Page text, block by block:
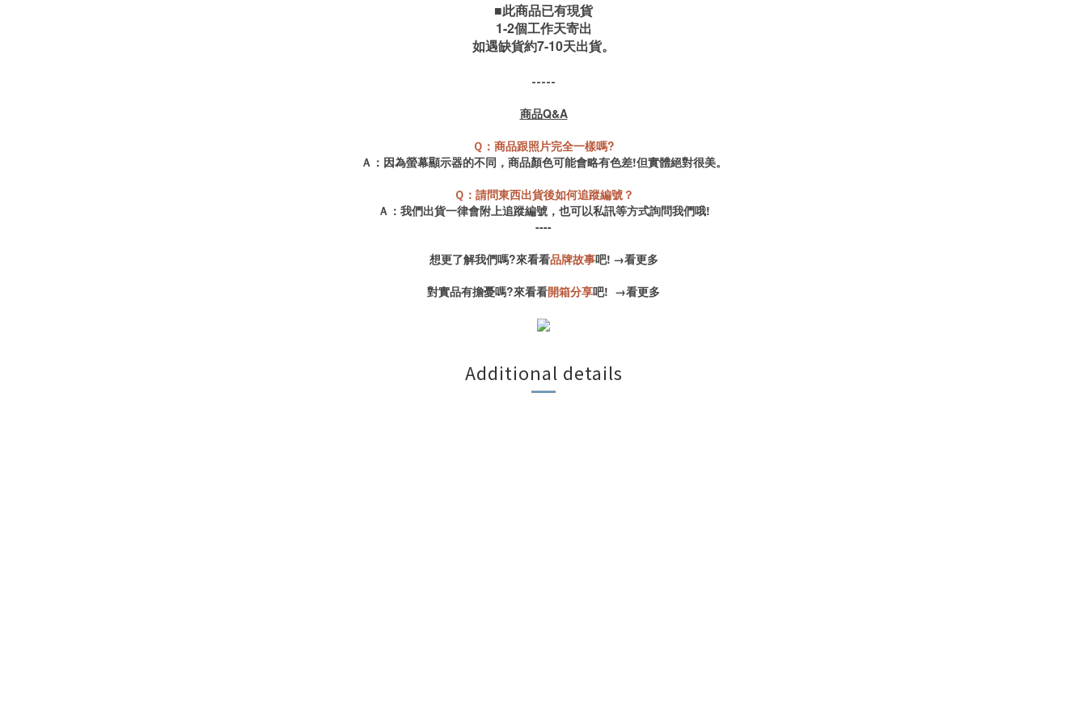
■此商品已有現貨
1-2個工作天寄出
如遇缺貨約7-10天出貨。
-----
商品Q&A
Ｑ：商品跟照片完全一樣嗎?
Ａ：因為螢幕顯示器的不同，商品顏色可能會略有色差!但實體絕對很美。
Ｑ：請問東西出貨後如何追蹤編號？
Ａ：我們出貨一律會附上追蹤編號，也可以私訊等方式詢問我們哦!
----
想更了解我們嗎?來看看品牌故事吧! →看更多
對實品有擔憂嗎?來看看開箱分享吧! →看更多
Additional details